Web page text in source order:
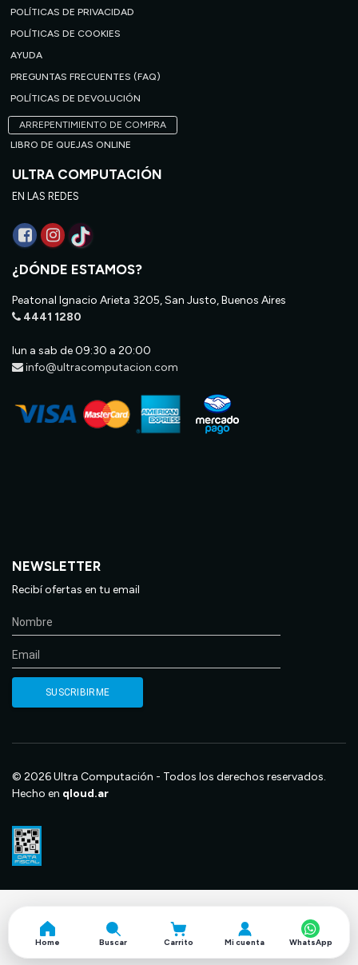
POLÍTICAS DE PRIVACIDAD
POLÍTICAS DE COOKIES
AYUDA
PREGUNTAS FRECUENTES (FAQ)
POLÍTICAS DE DEVOLUCIÓN
ARREPENTIMIENTO DE COMPRA
LIBRO DE QUEJAS ONLINE
ULTRA COMPUTACIÓN
EN LAS REDES
¿DÓNDE ESTAMOS?
Peatonal Ignacio Arieta 3205, San Justo, Buenos Aires
4441 1280
lun a sab de 09:30 a 20:00
info@ultracomputacion.com
NEWSLETTER
Recibí ofertas en tu email
© 2026 Ultra Computación - Todos los derechos reservados.
Hecho en qloud.ar
Home Buscar Carrito Mi cuenta